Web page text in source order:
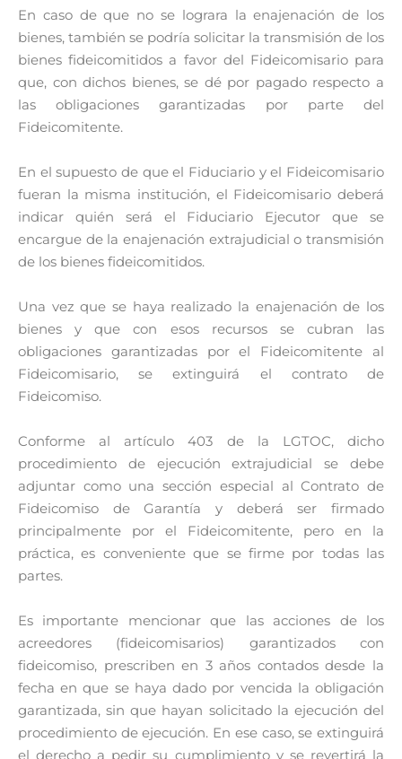
En caso de que no se lograra la enajenación de los
bienes, también se podría solicitar la transmisión de los
bienes fideicomitidos a favor del Fideicomisario para
que, con dichos bienes, se dé por pagado respecto a
las obligaciones garantizadas por parte del
Fideicomitente.
En el supuesto de que el Fiduciario y el Fideicomisario
fueran la misma institución, el Fideicomisario deberá
indicar quién será el Fiduciario Ejecutor que se
encargue de la enajenación extrajudicial o transmisión
de los bienes fideicomitidos.
Una vez que se haya realizado la enajenación de los
bienes y que con esos recursos se cubran las
obligaciones garantizadas por el Fideicomitente al
Fideicomisario, se extinguirá el contrato de
Fideicomiso.
Conforme al artículo 403 de la LGTOC, dicho
procedimiento de ejecución extrajudicial se debe
adjuntar como una sección especial al Contrato de
Fideicomiso de Garantía y deberá ser firmado
principalmente por el Fideicomitente, pero en la
práctica, es conveniente que se firme por todas las
partes.
Es importante mencionarque las acciones de los
acreedores (fideicomisarios) garantizados con
fideicomiso, prescriben en 3 años contados desde la
fecha en que se haya dado por vencida la obligación
garantizada, sin que hayan solicitado la ejecución del
procedimiento de ejecución. En ese caso, se extinguirá
el derecho a pedir su cumplimiento y se revertirá la